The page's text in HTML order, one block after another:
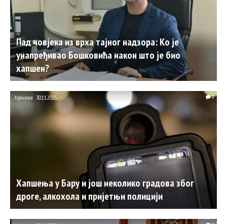
Пад човјека из врха тајног надзора: Ко је
унапређивао Бошковића након што је био
хапшен?
Хапшења у Бару и још неколико градова због
дроге, алкохола и пријетњи полицији
Хроника 30.11.2025. 0